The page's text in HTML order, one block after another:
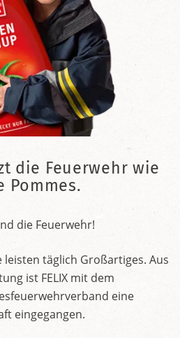
die Feuerwehr wie
Pommes.
die Feuerwehr!
täglich Großartiges. Aus
ist FELIX mit dem
eine
eingegangen.